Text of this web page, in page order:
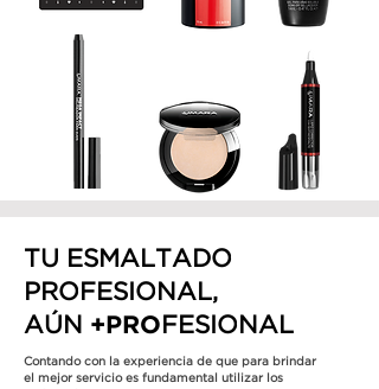
TU ESMALTADO
PROFESIONAL,
​AÚN +PRO FESIONAL
Contando con la experiencia de que para brindar
el mejor servicio es fundamental utilizar los